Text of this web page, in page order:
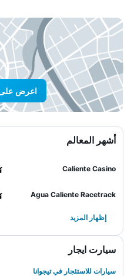
اعرض على
أشهر المعالم
Caliente Casino
Agua Caliente Racetrack
إظهار المزيد
سيارت ايجار
سيارات للاستئجار في تيجوانا